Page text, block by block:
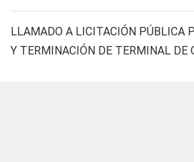
LLAMADO A LICITACIÓN PÚBLICA
Y TERMINACIÓN DE TERMINAL DE